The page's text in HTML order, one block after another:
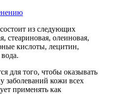
из следующих
стеариновая, олеиновая,
кислоты, лецитин,
для того, чтобы оказывать
заболеваний кожи всех
применять как